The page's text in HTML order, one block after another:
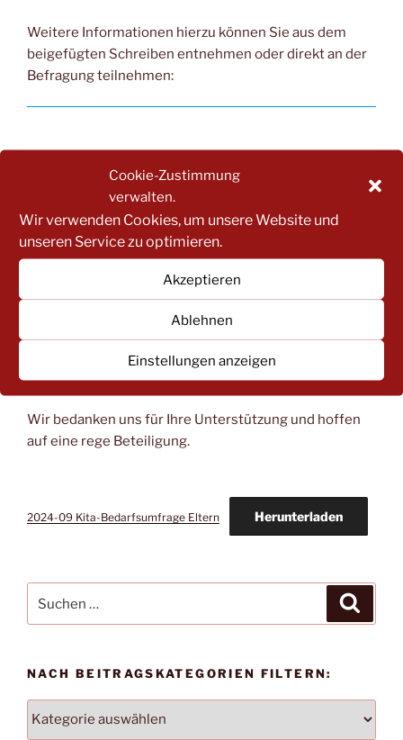
Cookie-Zustimmung
verwalten.
Wir verwenden Cookies, um unsere Website und
unseren Service zu optimieren.
Akzeptieren
Ablehnen
Einstellungen anzeigen
Weitere Informationen hierzu können Sie aus dem
beigefügten Schreiben entnehmen oder direkt an der
Befragung teilnehmen:
Zur Elternbefragung
Um eine zahlreiche Beteiligung der Eltern und
wir auf Ihre Mithilfe angewiesen. Wir bitten Sie dazu
das ebenfalls in der Anlage beigefügte Schreiben an
weiterzuleiten. Gerne können Sie das Schreiben auch
in Ihrer Kita aushängen.
Wir bedanken uns für Ihre Unterstützung und hoffen
auf eine rege Beteiligung.
2024-09 Kita-Bedarfsumfrage Eltern Herunterladen
nach:
NACH BEITRAGSKATEGORIEN FILTERN:
BEITRAGSKATEGORIEN